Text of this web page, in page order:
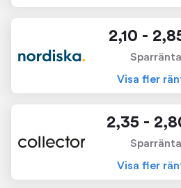
2,10 -
Sparränta
Visa fler
2,35 -
Sparränta
Visa fler